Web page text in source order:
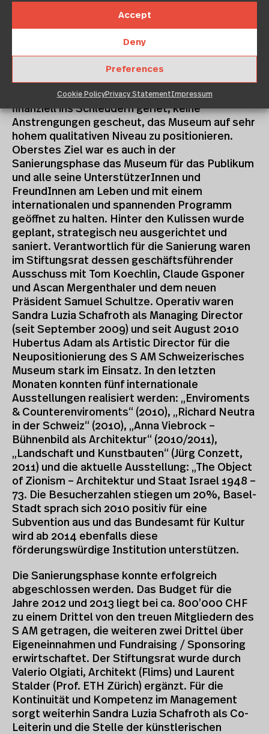
Accept
Deny
Preferences
Cookie PolicyPrivacy StatementImpressum
Nach geglückter Sanierung sucht das S AM
Schweizerisches Architekturmuseum per
Januar 2013 eine neue künstlerische Leitung
Der Stiftungsrat und die operative Leitung des
S AM Schweizerisches Architekturmuseum
haben in den letzten zwei Jahren, als das S AM
finanziell ins Schleudern geriet, keine
Anstrengungen gescheut, das Museum auf sehr
hohem qualitativen Niveau zu positionieren.
Oberstes Ziel war es auch in der
Sanierungsphase das Museum für das Publikum
und alle seine UnterstützerInnen und
FreundInnen am Leben und mit einem
internationalen und spannenden Programm
geöffnet zu halten. Hinter den Kulissen wurde
geplant, strategisch neu ausgerichtet und
saniert. Verantwortlich für die Sanierung waren
im Stiftungsrat dessen geschäftsführender
Ausschuss mit Tom Koechlin, Claude Gsponer
und Ascan Mergenthaler und dem neuen
Präsident Samuel Schultze. Operativ waren
Sandra Luzia Schafroth als Managing Director
(seit September 2009) und seit August 2010
Hubertus Adam als Artistic Director für die
Neupositionierung des S AM Schweizerisches
Museum stark im Einsatz. In den letzten
Monaten konnten fünf internationale
Ausstellungen realisiert werden: „Enviroments
& Counterenviroments“ (2010), „Richard Neutra
in der Schweiz“ (2010), „Anna Viebrock –
Bühnenbild als Architektur“ (2010/2011),
„Landschaft und Kunstbauten“ (Jürg Conzett,
2011) und die aktuelle Ausstellung: „The Object
of Zionism – Architektur und Staat Israel 1948 –
73. Die Besucherzahlen stiegen um 20%, Basel-
Stadt sprach sich 2010 positiv für eine
Subvention aus und das Bundesamt für Kultur
wird ab 2014 ebenfalls diese
förderungswürdige Institution unterstützen.
Die Sanierungsphase konnte erfolgreich
abgeschlossen werden. Das Budget für die
Jahre 2012 und 2013 liegt bei ca. 800’000 CHF
zu einem Drittel von den treuen Mitgliedern des
S AM getragen, die weiteren zwei Drittel über
Eigeneinnahmen und Fundraising / Sponsoring
erwirtschaftet. Der Stiftungsrat wurde durch
Valerio Olgiati, Architekt (Flims) und Laurent
Stalder (Prof. ETH Zürich) ergänzt. Für die
Kontinuität und Kompetenz im Management
sorgt weiterhin Sandra Luzia Schafroth als Co-
Leiterin und die Stelle der künstlerischen